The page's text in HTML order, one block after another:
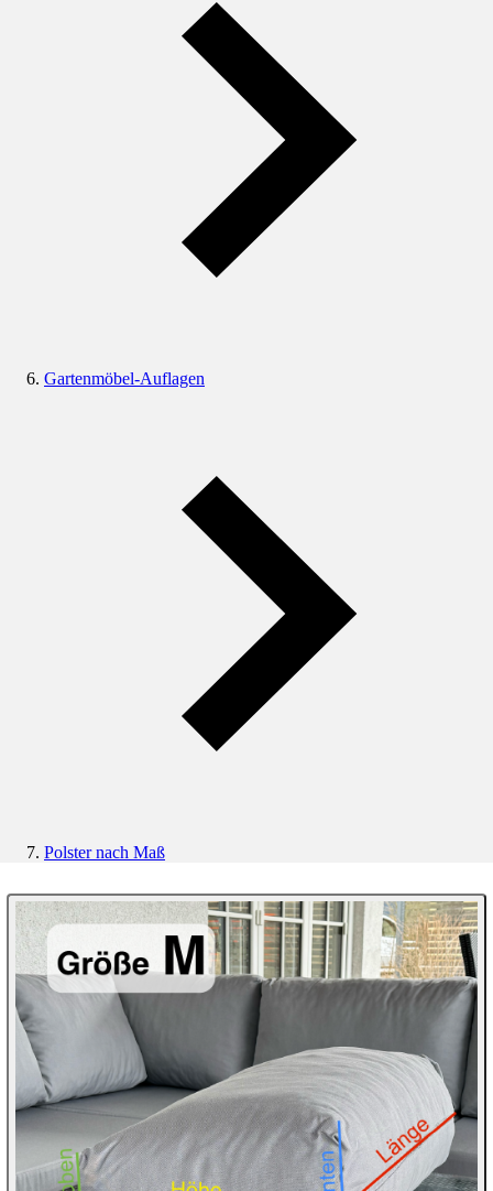
Gartenmöbel-Auflagen
Polster nach Maß